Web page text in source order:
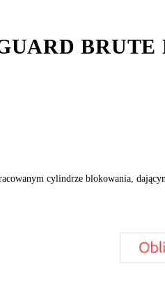
BRUTE
cylindrze blokowania,